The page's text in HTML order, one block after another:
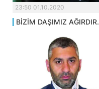
23:50 01.10.2020
BİZİM DAŞIMIZ AĞIRDIR.